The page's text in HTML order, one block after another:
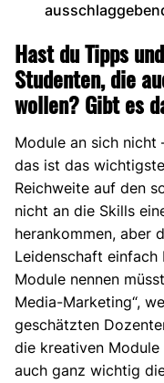
Hast du Tipps
Studenten, die
wollen? Gibt es
Module an sich nicht
das ist das
Reichweite auf den
nicht an die Skills
herankommen, aber
Leidenschaft einfach
Module nennen
Media-Marketing“,
geschätzten
die kreativen
auch ganz wichtig